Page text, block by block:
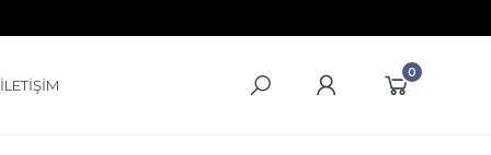
İLETİŞİM
0